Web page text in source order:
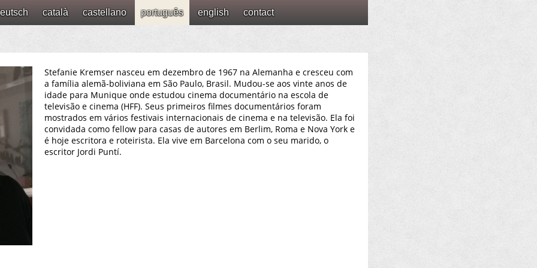
català castellano português english contact
Stefanie Kremser nasceu em dezembro de 1967 na Alemanha e cresceu com
a família alemã-boliviana em São Paulo, Brasil. Mudou-se aos vinte anos de
idade para Munique onde estudou cinema documentário na escola de
televisão e cinema (HFF). Seus primeiros filmes documentários foram
mostrados em vários festivais internacionais de cinema e na televisão. Ela foi
convidada como fellow para casas de autores em Berlim, Roma e Nova York e
é hoje escritora e roteirista. Ela vive em Barcelona com o seu marido, o
escritor Jordi Puntí.